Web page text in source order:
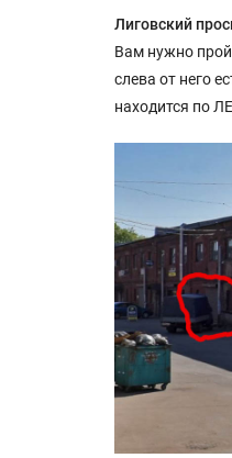
Лиговский
Вам нужно
слева от него
находится по